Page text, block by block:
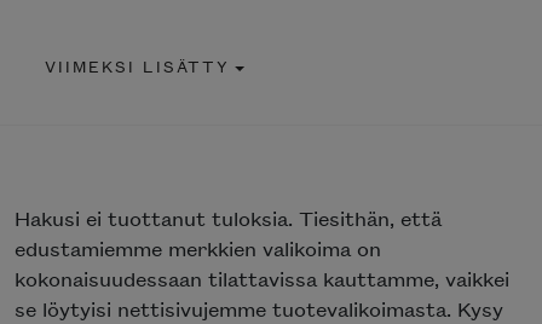
VIIMEKSI LISÄTTY
Hakusi ei tuottanut tuloksia. Tiesithän, että
edustamiemme merkkien valikoima on
kokonaisuudessaan tilattavissa kauttamme, vaikkei
se löytyisi nettisivujemme tuotevalikoimasta. Kysy